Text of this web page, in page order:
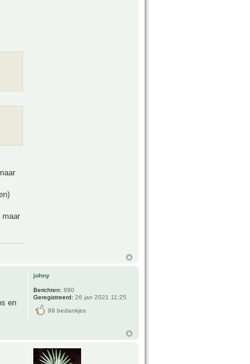
maar
en
johny
Berichten: 890
Geregistreerd: 26 jan 2021 11:25
99 bedankjes